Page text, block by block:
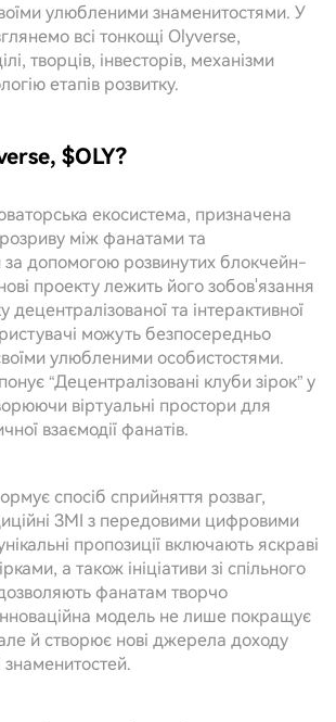
улюбленими знаменитостями. У
всі тонкощі Olyverse,
творців, інвесторів, механізми
етапів розвитку.
$OLY?
екосистема, призначена
між фанатами та
за допомогою розвинутих блокчейн-
проекту лежить його зобов'язання
децентралізованої та інтерактивної
можуть безпосередньо
улюбленими особистостями.
“Децентралізовані клуби зірок” у
віртуальні простори для
взаємодії фанатів.
спосіб сприйняття розваг,
ЗМІ з передовими цифровими
пропозиції включають яскраві
а також ініціативи зі спільного
фанатам творчо
модель не лише покращує
й створює нові джерела доходу
знаменитостей.